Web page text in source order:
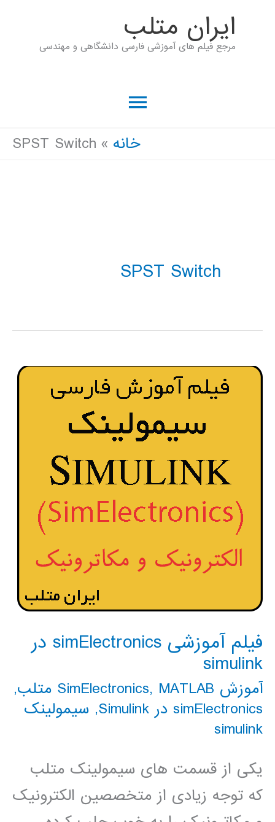
ايران متلب
مرجع فیلم های آموزشی فارسی دانشگاهی و مهندسی
فهرست
اصلی
خانه SPST Switch
SPST Switch
فیلم آموزشی simElectronics در
simulink
آموزش SimElectronics , MATLAB متلب
,
simElectronics در Simulink
, سیمولینک
simulink
یکی از قسمت های سیمولینک متلب
که توجه زیادی از متخصصین الکترونیک